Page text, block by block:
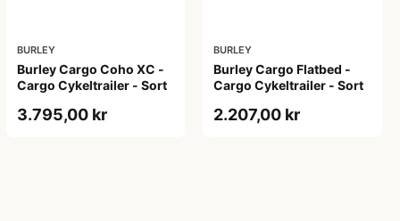
BURLEY
Burley Cargo Coho XC -
Cargo Cykeltrailer - Sort
3.795,00 kr
BURLEY
Burley Cargo Flatbed -
Cargo Cykeltrailer - Sort
2.207,00 kr